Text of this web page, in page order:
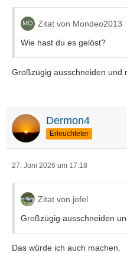
Zitat von Mondeo2013
Wie hast du es gelöst?
Großzügig ausschneiden und
Dermon4
Erleuchteter
27. Juni 2026 um 17:18
Zitat von jofel
Großzügig ausschneiden
Das würde ich auch machen.